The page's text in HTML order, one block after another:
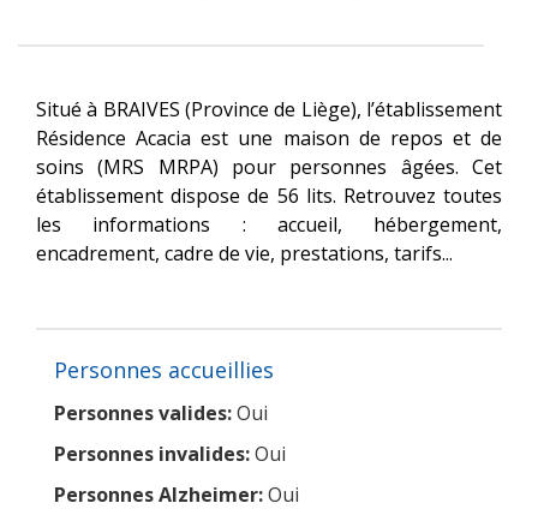
Situé à BRAIVES (Province de Liège), l’établissement
Résidence Acacia est une maison de repos et de
soins (MRS MRPA) pour personnes âgées. Cet
établissement dispose de 56 lits. Retrouvez toutes
les informations : accueil, hébergement,
encadrement, cadre de vie, prestations, tarifs...
Personnes accueillies
Personnes valides:Oui
Personnes invalides:Oui
Personnes Alzheimer:Oui